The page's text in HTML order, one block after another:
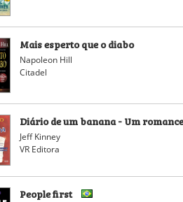
Mais esperto que o diabo
Napoleon Hill
Citadel
Diário de um banana - Um
Jeff Kinney
VR Editora
People first